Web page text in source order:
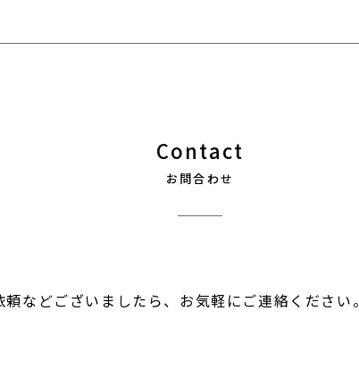
Contact
お問合わせ
などございましたら、お気軽にご連絡ください。